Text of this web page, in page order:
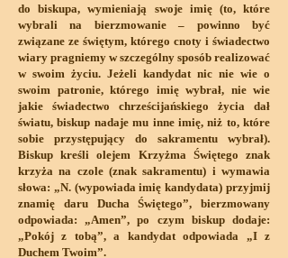
do biskupa, wymieniają swoje imię (to, które
wybrali na bierzmowanie – powinno być
związane ze świętym, którego cnoty i świadectwo
wiary pragniemy w szczególny sposób realizować
w swoim życiu. Jeżeli kandydat nic nie wie o
swoim patronie, którego imię wybrał, nie wie
jakie świadectwo chrześcijańskiego życia dał
światu, biskup nadaje mu inne imię, niż to, które
sobie przystępujący do sakramentu wybrał).
Biskup kreśli olejem Krzyżma Świętego znak
krzyża na czole (znak sakramentu) i wymawia
słowa: „N. (wypowiada imię kandydata) przyjmij
znamię daru Ducha Świętego”, bierzmowany
odpowiada: „Amen”, po czym biskup dodaje:
„Pokój z tobą”, a kandydat odpowiada „I z
Duchem Twoim”.